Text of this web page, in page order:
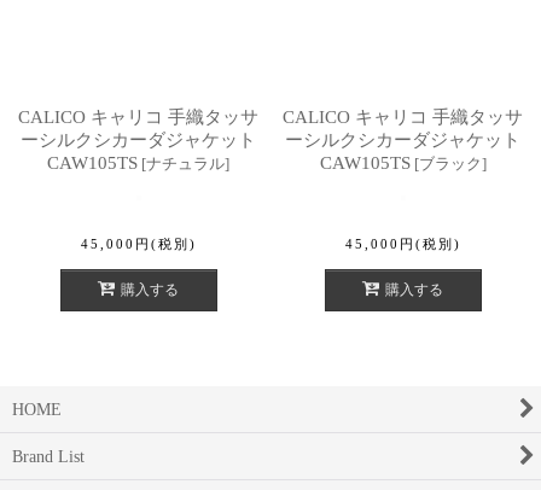
CALICO キャリコ 手織タッサ
ーシルクシカーダジャケット
CAW105TS [ナチュラル]
45,000 円 (税別)
購入する
CALICO キャリコ 手織タッサ
ーシルクシカーダジャケット
CAW105TS [ブラック]
45,000 円 (税別)
購入する
HOME
Brand List